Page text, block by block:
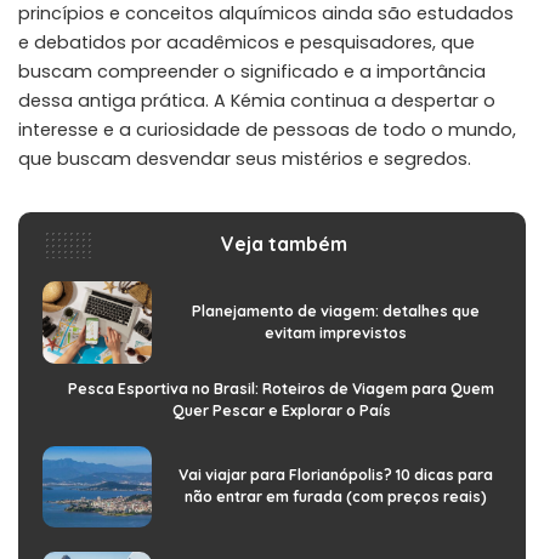
princípios e conceitos alquímicos ainda são estudados
e debatidos por acadêmicos e pesquisadores, que
buscam compreender o significado e a importância
dessa antiga prática. A Kémia continua a despertar o
interesse e a curiosidade de pessoas de todo o mundo,
que buscam desvendar seus mistérios e segredos.
Veja também
Planejamento de viagem: detalhes que
evitam imprevistos
Pesca Esportiva no Brasil: Roteiros de Viagem para Quem
Quer Pescar e Explorar o País
Vai viajar para Florianópolis? 10 dicas para
não entrar em furada (com preços reais)